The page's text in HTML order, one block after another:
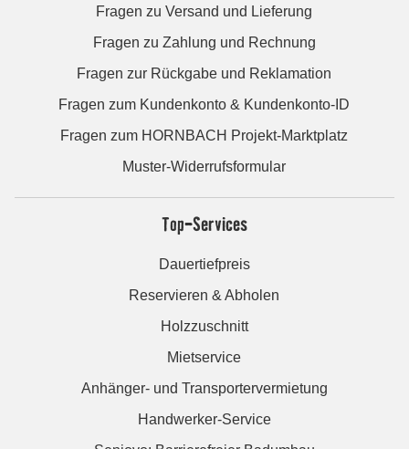
Fragen zu Versand und Lieferung
Fragen zu Zahlung und Rechnung
Fragen zur Rückgabe und Reklamation
Fragen zum Kundenkonto & Kundenkonto-ID
Fragen zum HORNBACH Projekt-Marktplatz
Muster-Widerrufsformular
Top-Services
Dauertiefpreis
Reservieren & Abholen
Holzzuschnitt
Mietservice
Anhänger- und Transportervermietung
Handwerker-Service